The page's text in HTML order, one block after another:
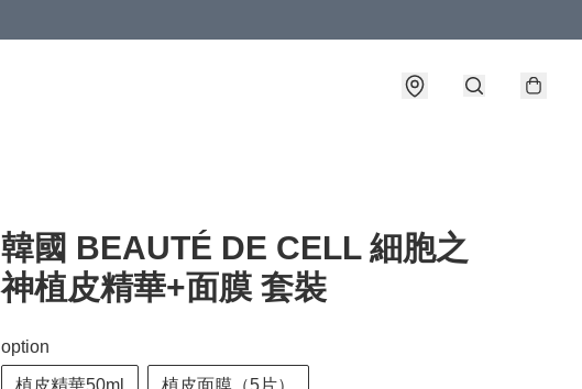
韓國 BEAUTÉ DE CELL 細胞之
神植皮精華+面膜 套裝
option
植皮精華50ml 植皮面膜（5片）